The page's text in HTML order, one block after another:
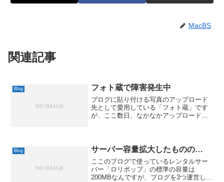
MacBS
関連記事
Blog フォト蔵で障害発生中
ブログに貼り付ける写真のアップロード
先として愛用している「フォト蔵」です
が、ここ数日、なかなかアップロード出
近日中に抜本的な対策を実...
Blog サーバー容量拡大したものの…
ここのブログで使っているレンタルサー
バー「ロリポップ」の標準の容量は
200MBなんですが、ブログを3つ運営して